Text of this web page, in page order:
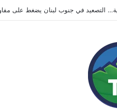
محيط موسكو.. قتلى وجرحى وهجمات